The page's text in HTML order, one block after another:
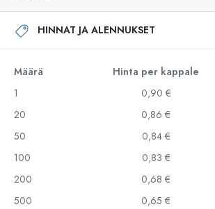
HINNAT JA ALENNUKSET
Määrä Hinta per kappale
1
0,90 €
20
0,86 €
50
0,84 €
100
0,83 €
200
0,68 €
500
0,65 €